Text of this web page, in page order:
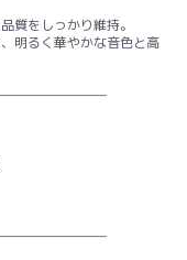
質をしっかり維持。
明るく華やかな音色と高